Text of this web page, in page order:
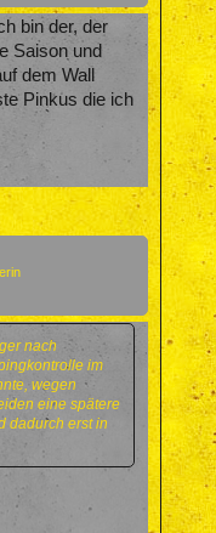
bin der, der
Saison und
dem Wall
Pinkus die ich
nach
im
wegen
eine spätere
dadurch erst in